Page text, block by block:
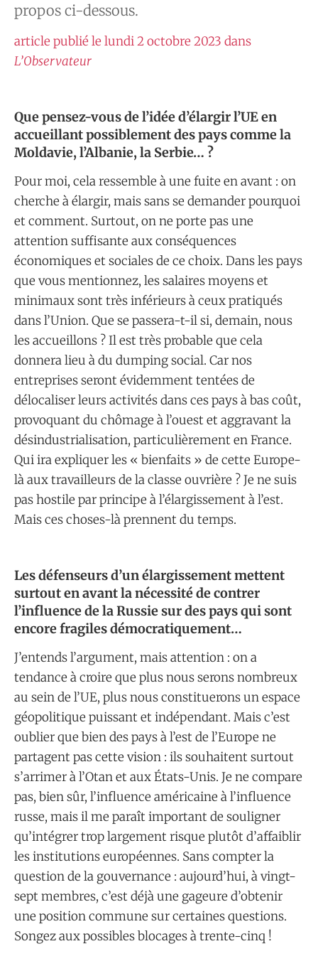
propos ci-dessous.
article publié le lundi 2 octobre 2023 dans
L’Observateur
Que pensez-vous de l’idée d’élargir l’UE en
accueillant possiblement des pays comme la
Moldavie, l’Albanie, la Serbie… ?
Pour moi, cela ressemble à une fuite en avant : on
cherche à élargir, mais sans se demander pourquoi
et comment. Surtout, on ne porte pas une
attention suffisante aux conséquences
économiques et sociales de ce choix. Dans les pays
que vous mentionnez, les salaires moyens et
minimaux sont très inférieurs à ceux pratiqués
dans l’Union. Que se passera-t-il si, demain, nous
les accueillons ? Il est très probable que cela
donnera lieu à du dumping social. Car nos
entreprises seront évidemment tentées de
délocaliser leurs activités dans ces pays à bas coût,
provoquant du chômage à l’ouest et aggravant la
désindustrialisation, particulièrement en France.
Qui ira expliquer les « bienfaits » de cette Europe-
là aux travailleurs de la classe ouvrière ? Je ne suis
pas hostile par principe à l’élargissement à l’est.
Mais ces choses-là prennent du temps.
Les défenseurs d’un élargissement mettent
surtout en avant la nécessité de contrer
l’influence de la Russie sur des pays qui sont
encore fragiles démocratiquement…
J’entends l’argument, mais attention : on a
tendance à croire que plus nous serons nombreux
au sein de l’UE, plus nous constituerons un espace
géopolitique puissant et indépendant. Mais c’est
oublier que bien des pays à l’est de l’Europe ne
partagent pas cette vision : ils souhaitent surtout
s’arrimer à l’Otan et aux États-Unis. Je ne compare
pas, bien sûr, l’influence américaine à l’influence
russe, mais il me paraît important de souligner
qu’intégrer trop largement risque plutôt d’affaiblir
les institutions européennes. Sans compter la
question de la gouvernance : aujourd’hui, à vingt-
sept membres, c’est déjà une gageure d’obtenir
une position commune sur certaines questions.
Songez aux possibles blocages à trente-cinq !